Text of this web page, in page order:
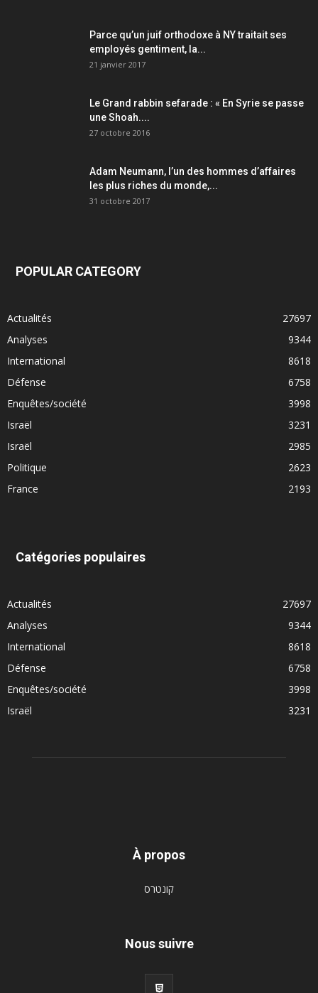
Parce qu’un juif orthodoxe à NY traitait ses
employés gentiment, la...
21 janvier 2017
Le Grand rabbin sefarade : « En Syrie se passe
une Shoah....
27 octobre 2016
Adam Neumann, l’un des hommes d’affaires
les plus riches du monde,...
31 octobre 2017
POPULAR CATEGORY
Actualités
27697
Analyses
9344
International
8618
Défense
6758
Enquêtes/société
3998
Israël
3231
Israël
2985
Politique
2623
France
2193
Catégories populaires
Actualités
27697
Analyses
9344
International
8618
Défense
6758
Enquêtes/société
3998
Israël
3231
À propos
קונטרס
Nous suivre